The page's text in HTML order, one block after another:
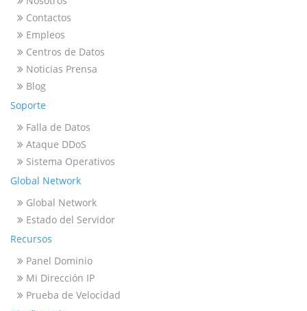
Contactos
Empleos
Centros de Datos
Noticias Prensa
Blog
Soporte
Falla de Datos
Ataque DDoS
Sistema Operativos
Global Network
Global Network
Estado del Servidor
Recursos
Panel Dominio
Mi Dirección IP
Prueba de Velocidad